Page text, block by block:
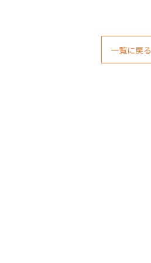
一覧に戻る